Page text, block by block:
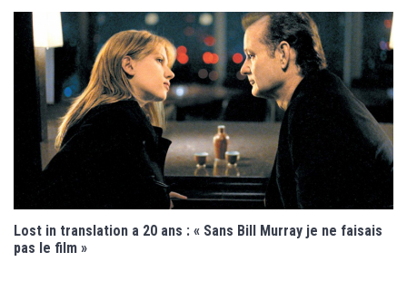
Lost in translation a 20 ans : « Sans Bill Murray je ne faisais
pas le film »